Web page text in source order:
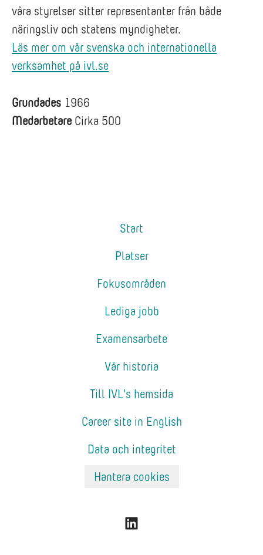
våra styrelser sitter representanter från både
näringsliv och statens myndigheter.
Läs mer om vår svenska och internationella
verksamhet på ivl.se
Grundades 1966
Medarbetare Cirka 500
Start
Platser
Fokusområden
Lediga jobb
Examensarbete
Vår historia
Till IVL's hemsida
Career site in English
Data och integritet
Hantera cookies